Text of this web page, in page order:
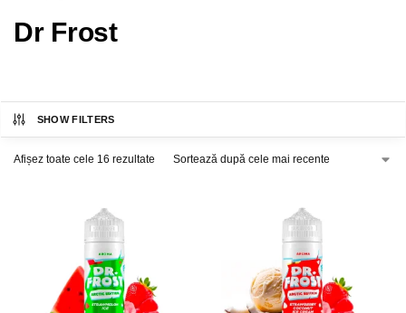
Dr Frost
SHOW FILTERS
Afișez toate cele 16 rezultate